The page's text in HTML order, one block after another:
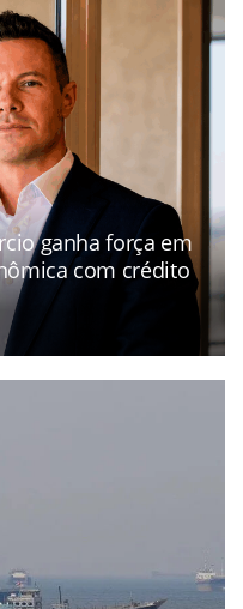
ganha força em
com crédito